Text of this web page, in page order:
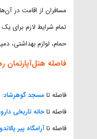
مسافران از اقامت در
تمام شرایط لازم برای
حمام، لوازم بهداشتی،
فاصله هتل‌آپارتمان
فاصله تامسجد گوهرشاد: ۲.۸ کیلومتر
فاصله تاخانه تاریخی
فاصله تاآرامگاه پیر